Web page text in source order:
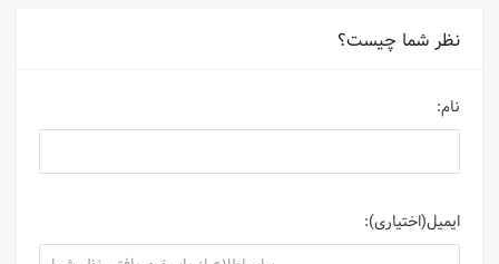
نظر شما چیست؟
نام:
ایمیل(اختیاری):